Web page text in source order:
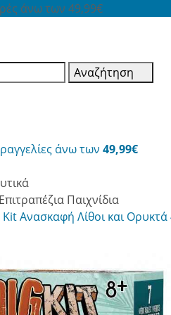
άνω των 49,99€
Αναζήτηση
άνω των 49,99€
Παιχνίδια
Kit Ανασκαφή Λίθοι και Ορυκτά